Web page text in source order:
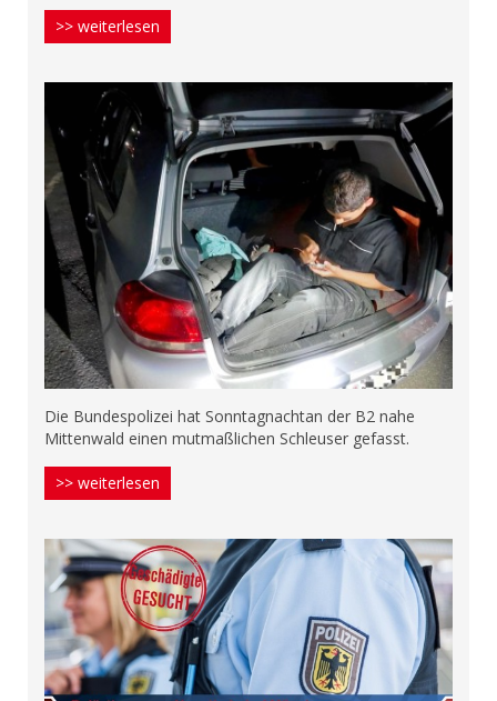
>> weiterlesen
Die Bundespolizei hat Sonntagnachtan der B2 nahe
Mittenwald einen mutmaßlichen Schleuser gefasst.
>> weiterlesen